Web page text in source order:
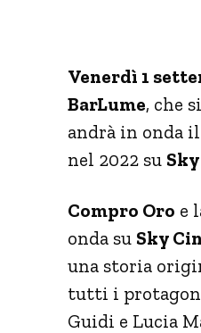
Venerdì 1
BarLume, che
andrà in onda
nel 2022 su
Compro Oro e
onda su Sky
una storia
tutti i
Guidi e Lucia